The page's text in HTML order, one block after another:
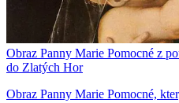
Obraz Panny Marie Pomocné z
do Zlatých Hor
Obraz Panny Marie Pomocné,